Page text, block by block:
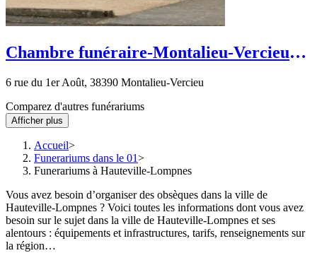
Chambre funéraire-Montalieu-Vercieu-
6 rue du 1er Août, 38390 Montalieu-Vercieu
Comparez d'autres funérariums
Afficher plus
Accueil
Funerariums dans le 01
Funerariums à Hauteville-Lompnes
Vous avez besoin d’organiser des obsèques dans la ville de
Hauteville-Lompnes ? Voici toutes les informations dont vous avez
besoin sur le sujet dans la ville de Hauteville-Lompnes et ses
alentours : équipements et infrastructures, tarifs, renseignements sur
la région…